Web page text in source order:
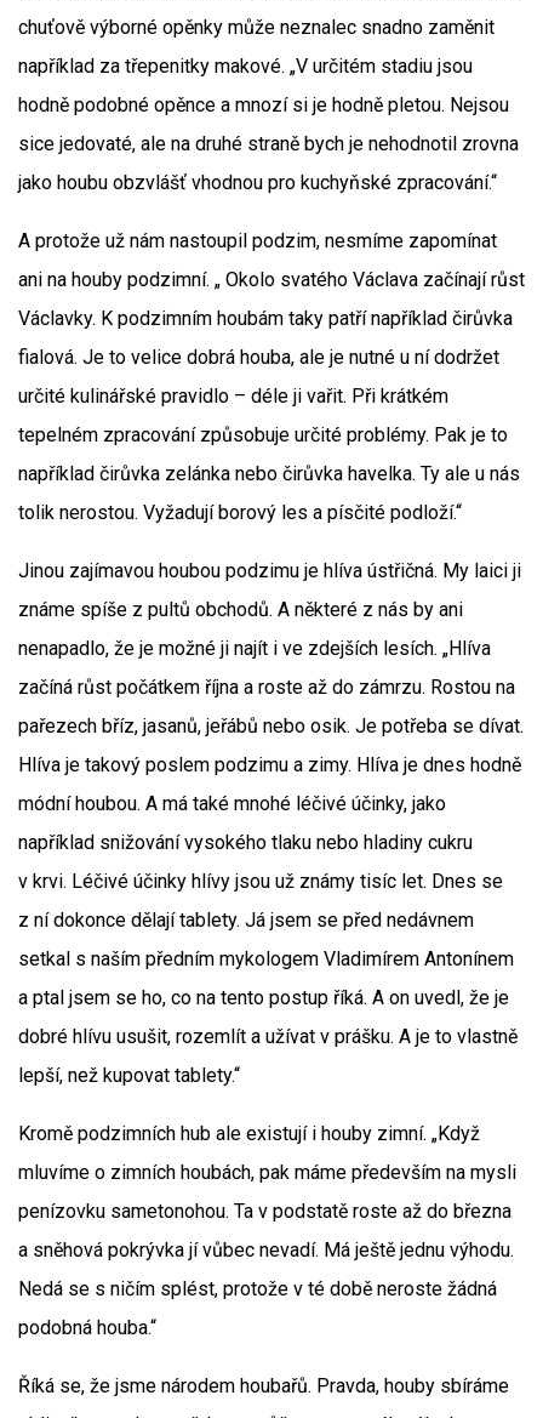
chuťově výborné opěnky může neznalec snadno zaměnit
například za třepenitky makové. „V určitém stadiu jsou
hodně podobné opěnce a mnozí si je hodně pletou. Nejsou
sice jedovaté, ale na druhé straně bych je nehodnotil zrovna
jako houbu obzvlášť vhodnou pro kuchyňské zpracování.“
A protože už nám nastoupil podzim, nesmíme zapomínat
ani na houby podzimní. „ Okolo svatého Václava začínají růst
Václavky. K podzimním houbám taky patří například čirůvka
fialová. Je to velice dobrá houba, ale je nutné u ní dodržet
určité kulinářské pravidlo – déle ji vařit. Při krátkém
tepelném zpracování způsobuje určité problémy. Pak je to
například čirůvka zelánka nebo čirůvka havelka. Ty ale u nás
tolik nerostou. Vyžadují borový les a písčité podloží.“
Jinou zajímavou houbou podzimu je hlíva ústřičná. My laici ji
známe spíše z pultů obchodů. A některé z nás by ani
nenapadlo, že je možné ji najít i ve zdejších lesích. „Hlíva
začíná růst počátkem října a roste až do zámrzu. Rostou na
pařezech bříz, jasanů, jeřábů nebo osik. Je potřeba se dívat.
Hlíva je takový poslem podzimu a zimy. Hlíva je dnes hodně
módní houbou. A má také mnohé léčivé účinky, jako
například snižování vysokého tlaku nebo hladiny cukru
v krvi. Léčivé účinky hlívy jsou už známy tisíc let. Dnes se
z ní dokonce dělají tablety. Já jsem se před nedávnem
setkal s naším předním mykologem Vladimírem Antonínem
a ptal jsem se ho, co na tento postup říká. A on uvedl, že je
dobré hlívu usušit, rozemlít a užívat v prášku. A je to vlastně
lepší, než kupovat tablety.“
Kromě podzimních hub ale existují i houby zimní. „Když
mluvíme o zimních houbách, pak máme především na mysli
penízovku sametonohou. Ta v podstatě roste až do března
a sněhová pokrývka jí vůbec nevadí. Má ještě jednu výhodu.
Nedá se s ničím splést, protože v té době neroste žádná
podobná houba.“
Říká se, že jsme národem houbařů. Pravda, houby sbíráme